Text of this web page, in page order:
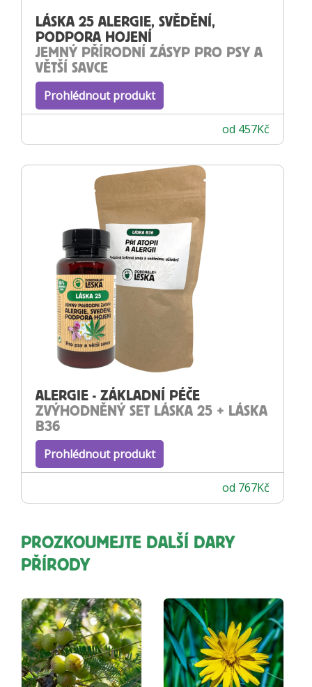
LÁSKA 25 ALERGIE, SVĚDĚNÍ,
PODPORA HOJENÍ
JEMNÝ PŘÍRODNÍ ZÁSYP PRO PSY A
VĚTŠÍ SAVCE
Prohlédnout produkt
od 457Kč
ALERGIE - ZÁKLADNÍ PÉČE
ZVÝHODNĚNÝ SET LÁSKA 25 + LÁSKA
B36
Prohlédnout produkt
od 767Kč
PROZKOUMEJTE DALŠÍ DARY
PŘÍRODY